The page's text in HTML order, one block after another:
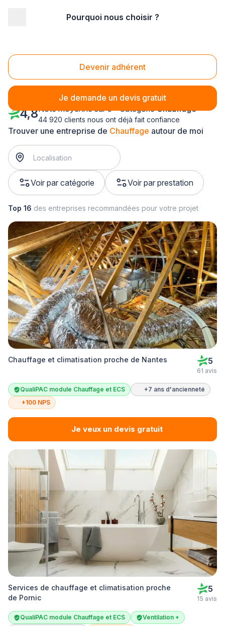
Pourquoi nous choisir ?
Devenir adhérent
Je demande un devis gratuit
Chauffage Pays-de-la-Loire
Trouver une entreprise de Chauffage autour de moi
Voir par catégorie Voir par prestation
4,8Note moyenne sur 5 - CatégorieChauffage
44 920 clients nous ont déjà fait confiance
Top 16 des entreprises recommandées pour votre projet
Chauffage et climatisation proche de Nantes 5
61 avis
QualiPAC module Chauffage et ECS
+7 ans d'ancienneté
+100 NPS
Je veux un devis gratuit
Services de chauffage et climatisation proche
de Pornic
5
15 avis
QualiPAC module Chauffage et ECS
Ventilation +